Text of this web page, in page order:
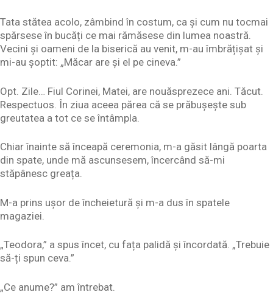
Tata stătea acolo, zâmbind în costum, ca și cum nu tocmai
spărsese în bucăți ce mai rămăsese din lumea noastră.
Vecini și oameni de la biserică au venit, m-au îmbrățișat și
mi-au șoptit: „Măcar are și el pe cineva.”
Opt. Zile… Fiul Corinei, Matei, are nouăsprezece ani. Tăcut.
Respectuos. În ziua aceea părea că se prăbușește sub
greutatea a tot ce se întâmpla.
Chiar înainte să înceapă ceremonia, m-a găsit lângă poarta
din spate, unde mă ascunsesem, încercând să-mi
stăpânesc greața.
M-a prins ușor de încheietură și m-a dus în spatele
magaziei.
„Teodora,” a spus încet, cu fața palidă și încordată. „Trebuie
să-ți spun ceva.”
„Ce anume?” am întrebat.